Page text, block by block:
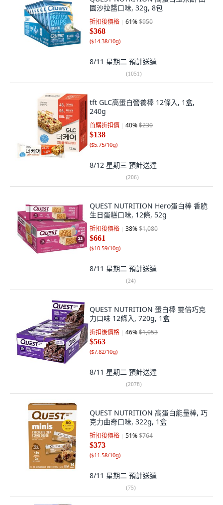
園沙拉醬口味, 32g, 8包
折扣後價格 61%$950
$368
($14.38/10g)
8/11 星期二 預計送達
(1051)
tft GLC高蛋白營養棒 12條入, 1盒,
240g
首購折扣價 40%$230
$138
($5.75/10g)
8/12 星期三 預計送達
(206)
QUEST NUTRITION Hero蛋白棒 香脆
生日蛋糕口味, 12條, 52g
折扣後價格 38%$1,080
$661
($10.59/10g)
8/11 星期二 預計送達
(24)
QUEST NUTRITION 蛋白棒 雙倍巧克
力口味 12條入, 720g, 1盒
折扣後價格 46%$1,053
$563
($7.82/10g)
8/11 星期二 預計送達
(2078)
QUEST NUTRITION 高蛋白能量棒, 巧
克力曲奇口味, 322g, 1盒
折扣後價格 51%$764
$373
($11.58/10g)
8/11 星期二 預計送達
(75)